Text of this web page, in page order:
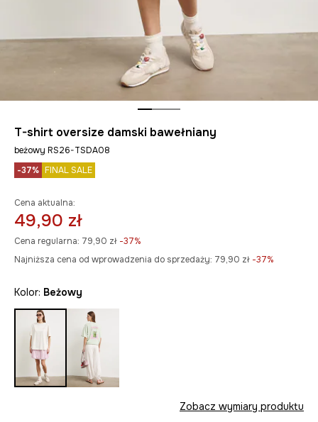
T-shirt oversize damski bawełniany
beżowy RS26-TSDA08
-37% FINAL SALE
Cena aktualna:
49,90 zł
Cena regularna: 79,90 zł -37%
Najniższa cena od wprowadzenia do sprzedaży: 79,90 zł -37%
Kolor: beżowy
Zobacz wymiary produktu